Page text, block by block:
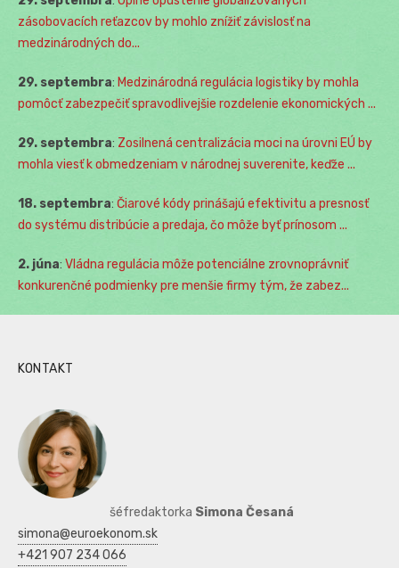
zásobovacích reťazcov by mohlo znížiť závislosť na
medzinárodných do...
29. septembra: Medzinárodná regulácia logistiky by mohla
pomôcť zabezpečiť spravodlivejšie rozdelenie ekonomických ...
29. septembra: Zosilnená centralizácia moci na úrovni EÚ by
mohla viesť k obmedzeniam v národnej suverenite, keďže ...
18. septembra: Čiarové kódy prinášajú efektivitu a presnosť
do systému distribúcie a predaja, čo môže byť prínosom ...
2. júna: Vládna regulácia môže potenciálne zrovnoprávniť
konkurenčné podmienky pre menšie firmy tým, že zabez...
KONTAKT
šéfredaktorka Simona Česaná
simona@euroekonom.sk
+421 907 234 066